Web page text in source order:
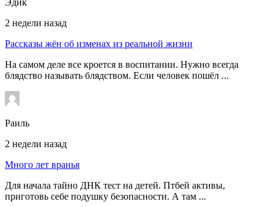
2 недели назад
Рассказы жён об изменах из реальной жизни
На самом деле все кроется в воспитании. Нужно всегда
блядство называть блядством. Если человек пошёл ...
Раиль
2 недели назад
Много лет вранья
Для начала тайно ДНК тест на детей. Птбей активы,
приготовь себе подушку безопасности. А там ...